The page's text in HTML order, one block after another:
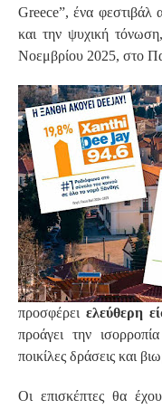
Greece”, ένα φεστιβάλ
και την ψυχική
Νοεμβρίου 2025, στο
προσφέρειελεύθερη
προάγει την
ποικίλες δράσεις και
Οι επισκέπτες θα